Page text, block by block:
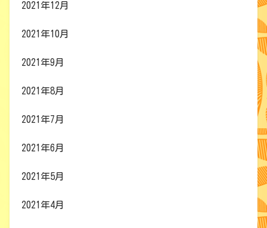
2021年12月
2021年10月
2021年9月
2021年8月
2021年7月
2021年6月
2021年5月
2021年4月